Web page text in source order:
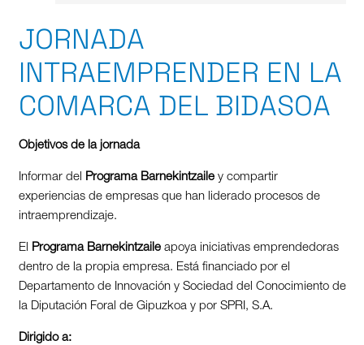
JORNADA
INTRAEMPRENDER EN LA
COMARCA DEL BIDASOA
Objetivos de la jornada
Informar del Programa Barnekintzailey compartir
experiencias de empresas que han liderado procesos de
intraemprendizaje.
El Programa Barnekintzaileapoya iniciativas emprendedoras
dentro de la propia empresa. Está financiado por el
Departamento de Innovación y Sociedad del Conocimiento de
la Diputación Foral de Gipuzkoa y por SPRI, S.A.
Dirigido a: